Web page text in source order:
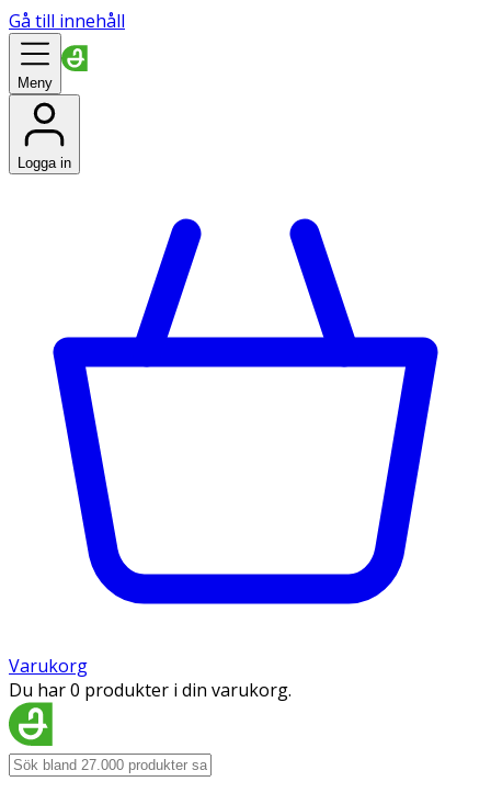
Gå till innehåll
Meny
Logga in
Varukorg
Du har 0 produkter i din varukorg.